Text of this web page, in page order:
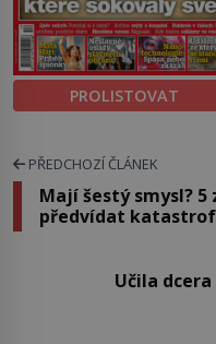
PROLISTOVAT
PŘEDCHOZÍ ČLÁNEK
Mají šestý smysl?
předvídat
Učila